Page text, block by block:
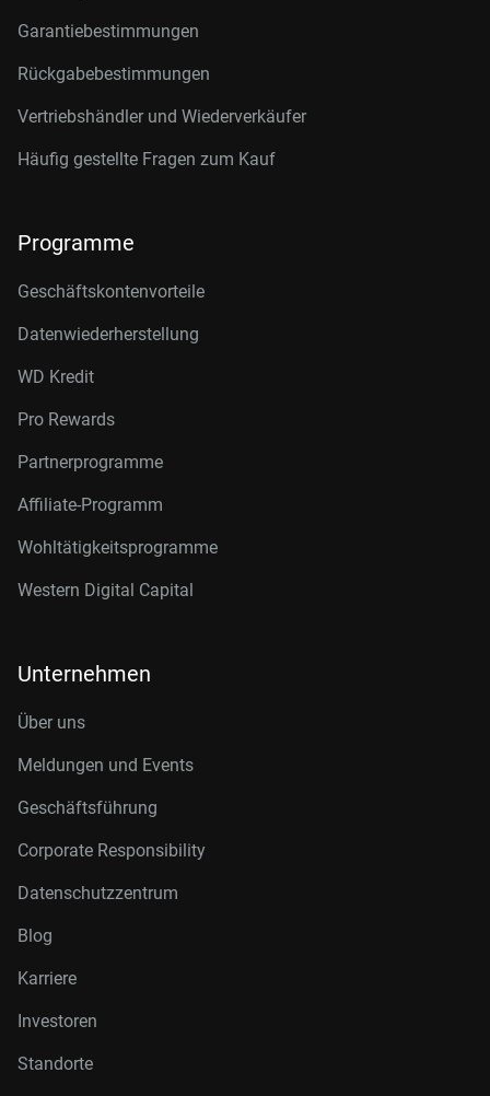
Garantiebestimmungen
Rückgabebestimmungen
Vertriebshändler und Wiederverkäufer
Häufig gestellte Fragen zum Kauf
Programme
Geschäftskontenvorteile
Datenwiederherstellung
WD Kredit
Pro Rewards
Partnerprogramme
Affiliate-Programm
Wohltätigkeitsprogramme
Western Digital Capital
Unternehmen
Über uns
Meldungen und Events
Geschäftsführung
Corporate Responsibility
Datenschutzzentrum
Blog
Karriere
Investoren
Standorte